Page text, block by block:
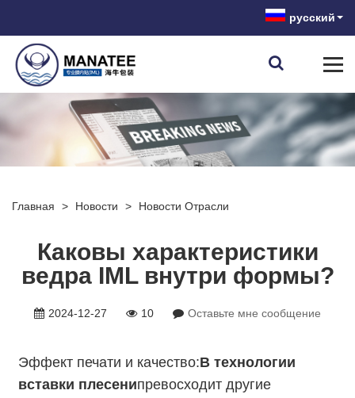
русский
Главная > Новости > Новости Отрасли
Каковы характеристики
ведра IML внутри формы?
2024-12-27 10 Оставьте мне сообщение
Эффект печати и качество:В технологии
вставки плесенипревосходит другие